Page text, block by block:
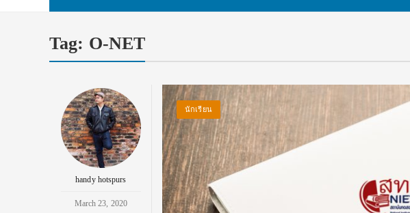
Tag: O-NET
handy hotspurs
March 23, 2020
นักเรียน